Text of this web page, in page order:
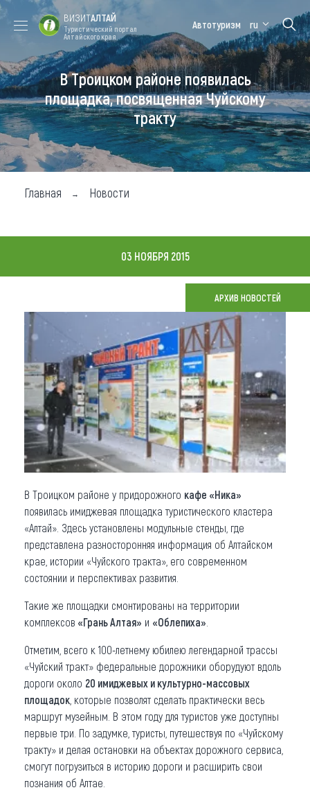
Форум VISIT
ALTAI
Цветение
маральника
Медицинский
форум
Алтайская
зимовка
Туры
Где побывать
Чем заняться
Карта
Что привезти (сувениры)
О регионе
Коллекция впечатлений
Другие рубрики
ВИЗИТАЛТАЙ
Туристический портал
Алтайского края
Автотуризм ru
В Троицком районе появилась
площадка, посвященная Чуйскому
тракту
Главная Новости
03 НОЯБРЯ 2015
АРХИВ НОВОСТЕЙ
В Троицком районе у придорожного кафе «Ника»
появилась имиджевая площадка туристического кластера
«Алтай». Здесь установлены модульные стенды, где
представлена разносторонняя информация об Алтайском
крае, истории «Чуйского тракта», его современном
состоянии и перспективах развития.
Такие же площадки смонтированы на территории
комплексов «Грань Алтая» и «Облепиха»
Отметим, всего к 100-летнему юбилею легендарной трассы
«Чуйский тракт» федеральные дорожники оборудуют вдоль
дороги около 20 имиджевых и культурно-массовых
площадок , которые позволят сделать практически весь
маршрут музейным. В этом году для туристов уже доступны
первые три. По задумке, туристы, путешествуя по «Чуйскому
тракту» и делая остановки на объектах дорожного сервиса,
смогут погрузиться в историю дороги и расширить свои
познания об Алтае.